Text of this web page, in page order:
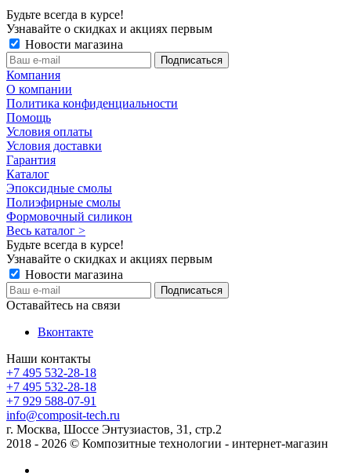
Будьте всегда в курсе!
Узнавайте о скидках и акциях первым
Новости магазина
Компания
О компании
Политика конфиденциальности
Помощь
Условия оплаты
Условия доставки
Гарантия
Каталог
Эпоксидные смолы
Полиэфирные смолы
Формовочный силикон
Весь каталог >
Будьте всегда в курсе!
Узнавайте о скидках и акциях первым
Новости магазина
Оставайтесь на связи
Вконтакте
Наши контакты
+7 495 532-28-18
+7 495 532-28-18
+7 929 588-07-91
info@composit-tech.ru
г. Москва, Шоссе Энтузиастов, 31, стр.2
2018 - 2026 © Композитные технологии - интернет-магазин